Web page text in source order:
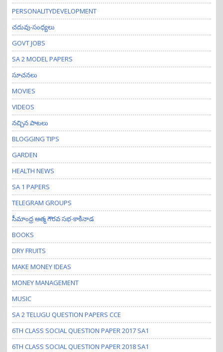
PERSONALITYDEVELOPMENT
చదువు-సంధ్యలు
GOVT JOBS
SA 2 MODEL PAPERS
సూచనలు
MOVIES
VIDEOS
నచ్చిన పాటలు
BLOGGING TIPS
GARDEN
HEALTH NEWS
SA 1 PAPERS
TELEGRAM GROUPS
సీమాంధ్ర ఆత్మ గౌరవ సభ-కాకినాడ
BOOKS
DRY FRUITS
MAKE MONEY IDEAS
MONEY MANAGEMENT
MUSIC
SA 2 TELUGU QUESTION PAPERS CCE
6TH CLASS SOCIAL QUESTION PAPER 2017 SA1
6TH CLASS SOCIAL QUESTION PAPER 2018 SA1